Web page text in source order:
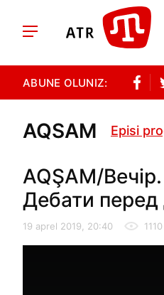
ABUNE OLUNIZ:
AQSAM Episi
AQŞAM/
Дебати
19 aprel 2019, 20:40 1110